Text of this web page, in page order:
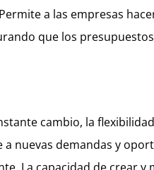
a las empresas
que los
cambio, la
nuevas demandas y
La capacidad de crear y